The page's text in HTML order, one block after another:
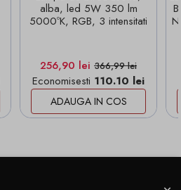
alba, led 5W 350 lm
5000ºK, RGB, 3 intensitati
Pret
256,90 lei Pret de baza
366,99 lei
Economisesti 110.10 lei
ADAUGA IN COS